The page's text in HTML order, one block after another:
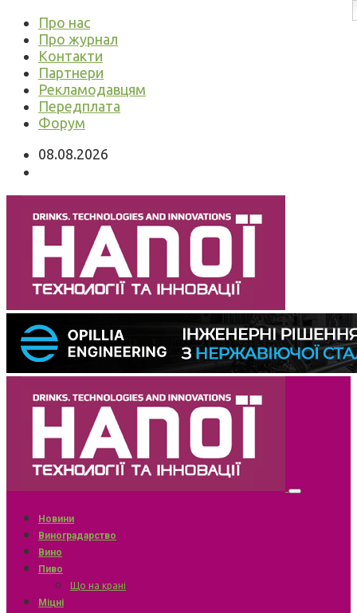
Про нас
Про журнал
Контакти
Партнери
Рекламодавцям
Передплата
Форум
08.08.2026
Новини
Виноградарство
Вино
Пиво
Що на крані
Міцні